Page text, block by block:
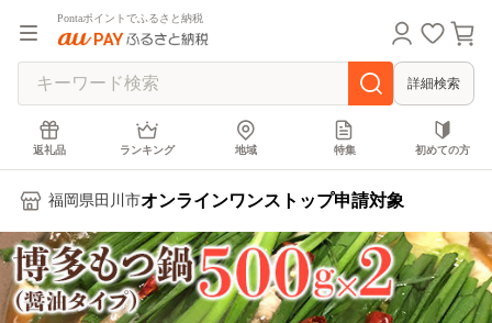
Pontaポイントでふるさと納税
詳細検索
返礼品 ランキング 地域 特集 初めての方
福岡県田川市オンラインワンストップ申請対象